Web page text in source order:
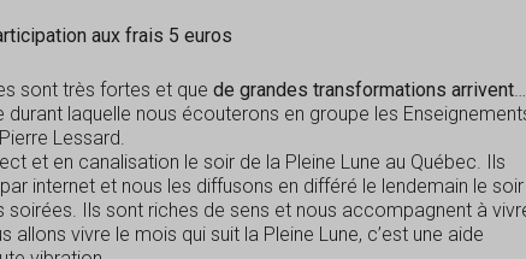
aux frais 5 euros
sont très fortes et que de grandes transformations arrivent
durant laquelle nous écouterons en groupe les
Lessard.
et en canalisation le soir de la Pleine Lune au Québec. Ils
internet et nous les diffusons en différé le lendemain le soir
soirées. Ils sont riches de sens et nous accompagnent à
vivre le mois qui suit la Pleine Lune, c’est une aide